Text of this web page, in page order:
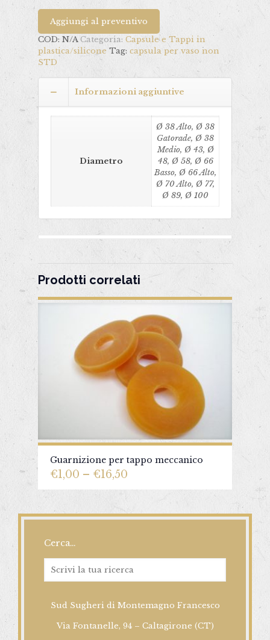
Aggiungi al preventivo
COD: N/A Categoria: Capsule e Tappi in
plastica/silicone Tag: capsula per vaso non
STD
Informazioni aggiuntive
Diametro
Ø 38 Alto, Ø 38
Gatorade, Ø 38
Medio, Ø 43, Ø
48, Ø 58, Ø 66
Basso, Ø 66 Alto,
Ø 70 Alto, Ø 77,
Ø 89, Ø 100
Prodotti correlati
Guarnizione per tappo meccanico
€1,00 – €16,50
Cerca…
Sud Sugheri di Montemagno Francesco
Via Fontanelle, 94 – Caltagirone (CT)